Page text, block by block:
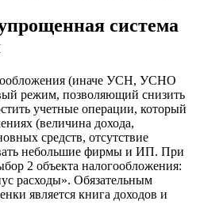
система
(иначе УСН, УСНО
режим, позволяющий снизить
учетные операции, который
(величина дохода,
средств, отсутствие
небольшие фирмы и ИП. При
2 объекта налогообложения:
расходы». Обязательным
является книга доходов и